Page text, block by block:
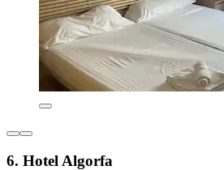
6. Hotel Algorfa